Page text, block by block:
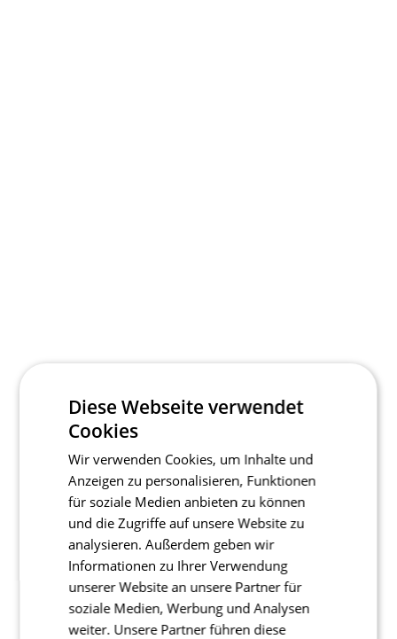
Diese Webseite verwendet
Cookies
Wir verwenden Cookies, um Inhalte und
Anzeigen zu personalisieren, Funktionen
für soziale Medien anbieten zu können
und die Zugriffe auf unsere Website zu
analysieren. Außerdem geben wir
Informationen zu Ihrer Verwendung
unserer Website an unsere Partner für
soziale Medien, Werbung und Analysen
weiter. Unsere Partner führen diese